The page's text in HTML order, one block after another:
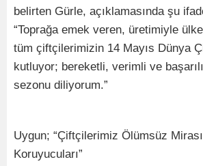
belirten Gürle, açıklamasında şu
“Toprağa emek veren, üretimiyle
tüm çiftçilerimizin 14 Mayıs Dünya
kutluyor; bereketli, verimli ve
sezonu diliyorum.”
Uygun; “Çiftçilerimiz Ölümsüz
Koruyucuları”